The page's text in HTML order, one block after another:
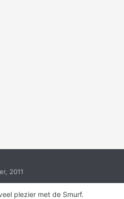
2011
plezier met de Smurf.